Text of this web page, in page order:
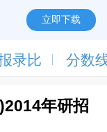
立即下载
录比 分数
年研招